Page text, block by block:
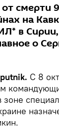
смерти
на
в
о
С 8
зоне